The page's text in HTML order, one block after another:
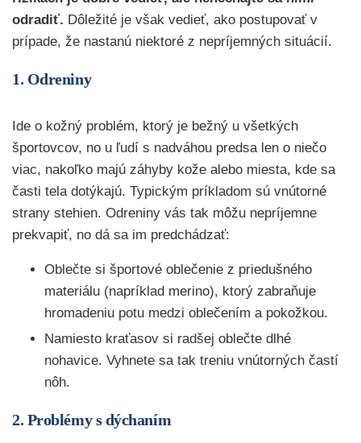
odradiť. Dôležité je však vedieť, ako postupovať v
prípade, že nastanú niektoré z nepríjemných situácií.
1. Odreniny
Ide o kožný problém, ktorý je bežný u všetkých
športovcov, no u ľudí s nadváhou predsa len o niečo
viac, nakoľko majú záhyby kože alebo miesta, kde sa
časti tela dotýkajú. Typickým príkladom sú vnútorné
strany stehien. Odreniny vás tak môžu nepríjemne
prekvapiť, no dá sa im predchádzať:
Oblečte si športové oblečenie z priedušného
materiálu (napríklad merino), ktorý zabraňuje
hromadeniu potu medzi oblečením a pokožkou.
Namiesto kraťasov si radšej oblečte dlhé
nohavice. Vyhnete sa tak treniu vnútorných častí
nôh.
2. Problémy s dýchaním